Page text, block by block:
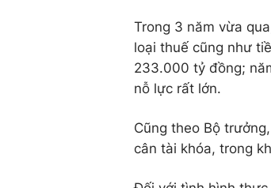
Trong 3 năm vừa
loại thuế cũng như
233.000 tỷ đồng;
nỗ lực rất lớn.
Cũng theo Bộ
cân tài khóa, trong